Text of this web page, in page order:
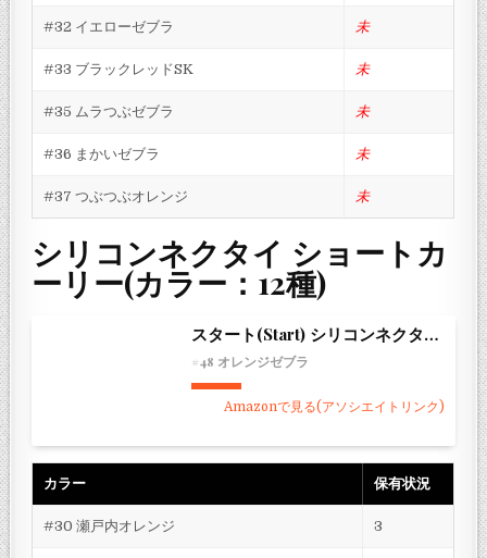
#32 イエローゼブラ 未
#33 ブラックレッドSK 未
#35 ムラつぶゼブラ 未
#36 まかいゼブラ 未
#37 つぶつぶオレンジ 未
シリコンネクタイ ショートカ
ーリー(カラー：12種)
スタート(Start) シリコンネクタイ ショートカーリー
#48 オレンジゼブラ
Amazonで見る(アソシエイトリンク)
カラー 保有状況
#30 瀬戸内オレンジ 3